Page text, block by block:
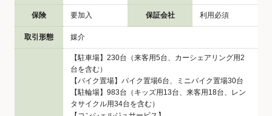
保険 要加入 保証会社 利用必須
取引形態 媒介
【駐車場】230台（来客用5台、カーシェアリング用2
台を含む）
【バイク置場】バイク置場6台、ミニバイク置場30台
【駐輪場】983台（キッズ用13台、来客用18台、レン
タサイクル用34台を含む）